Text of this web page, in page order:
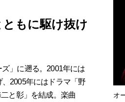
もに駆け抜け
」に遡る。2001年には
2005年にはドラマ「野
と彰」を結成。楽曲
オ